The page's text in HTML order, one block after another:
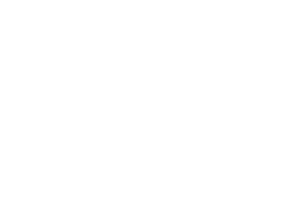
a pipoca em qualquer
garantindo que você tenha